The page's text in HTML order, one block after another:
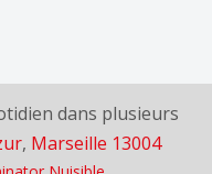
dans plusieurs
, Marseille 13004